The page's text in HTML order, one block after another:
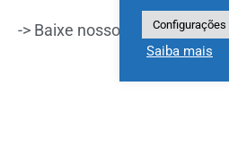
-> Baixe nosso app naPlay
Configurações
Saiba mais